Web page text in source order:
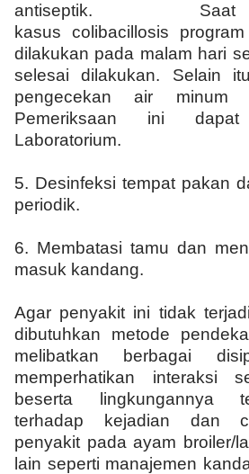
antiseptik.
kasus colibacillosis
dilakukan pada malam hari
selesai dilakukan. Selain
pengecekan air minum
Pemeriksaan ini
Laboratorium.
5. Desinfeksi tempat pakan
periodik.
6. Membatasi tamu dan
masuk kandang.
Agar penyakit ini tidak
dibutuhkan metode
melibatkan berbagai
memperhatikan interaksi
beserta lingkungannya
terhadap kejadian dan
penyakit pada ayam broiler/
lain seperti manajemen